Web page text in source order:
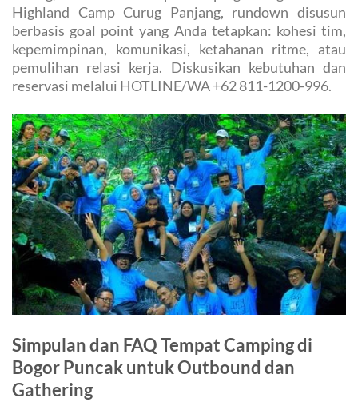
Highland Camp Curug Panjang, rundown disusun
berbasis goal point yang Anda tetapkan: kohesi tim,
kepemimpinan, komunikasi, ketahanan ritme, atau
pemulihan relasi kerja. Diskusikan kebutuhan dan
reservasi melalui HOTLINE/WA +62 811-1200-996.
Simpulan dan FAQ Tempat Camping di
Bogor Puncak untuk Outbound dan
Gathering